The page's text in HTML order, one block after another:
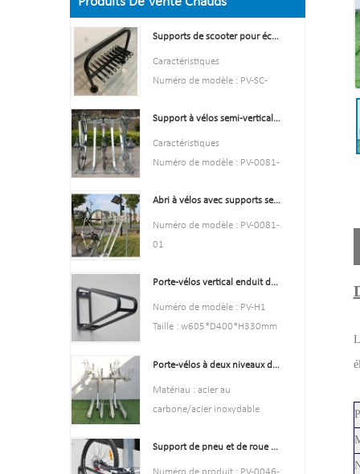
Supports de scooter pour écoles Support de support de scooter double face
Caractéristiques
Numéro de modèle : PV-SC-
Type : Stationnement et
remise à vélos
Couleur : jaune, noir, vert,
Style : aussi bien à l'intérieur
200,55*23,2*75 cm, ou
personnalisé.
Support à vélos semi-vertical et rangement pour vélos, offre spéciale
Caractéristiques
Numéro de modèle : PV-0081-
Type : Stationnement et
stockage de vélos
Couleur: argent
qu'à l'extérieur
Finition : galvanisé à chaud
Abri à vélos avec supports semi-verticaux
Numéro de modèle : PV-0081-
01
stockage de vélos
La couleur noire
Style : aussi bien à l'intérieur
Matière : acier au carbone
Porte-vélos vertical enduit de poudre noire durable
Numéro de modèle : PV-H1
Taille : w605*D400*H330mm
￠16*1,2 mm
Finition : Enduit de puissance
Poids net : 1,6 kg
pièces/ctn
Porte-vélos à deux niveaux de haute qualité, porte-vélos à deux étages
Matériau : acier au
carbone/acier inoxydable
l'espace client, nous pouvons
concevoir en fonction de la
Support de pneu et de roue de vélo d'intérieur support d'étagère murale crochets de Garage
Numéro de produit : PV-0046-